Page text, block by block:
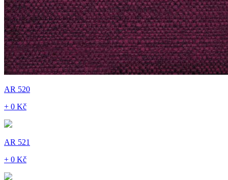
AR 520
+ 0 Kč
AR 521
+ 0 Kč